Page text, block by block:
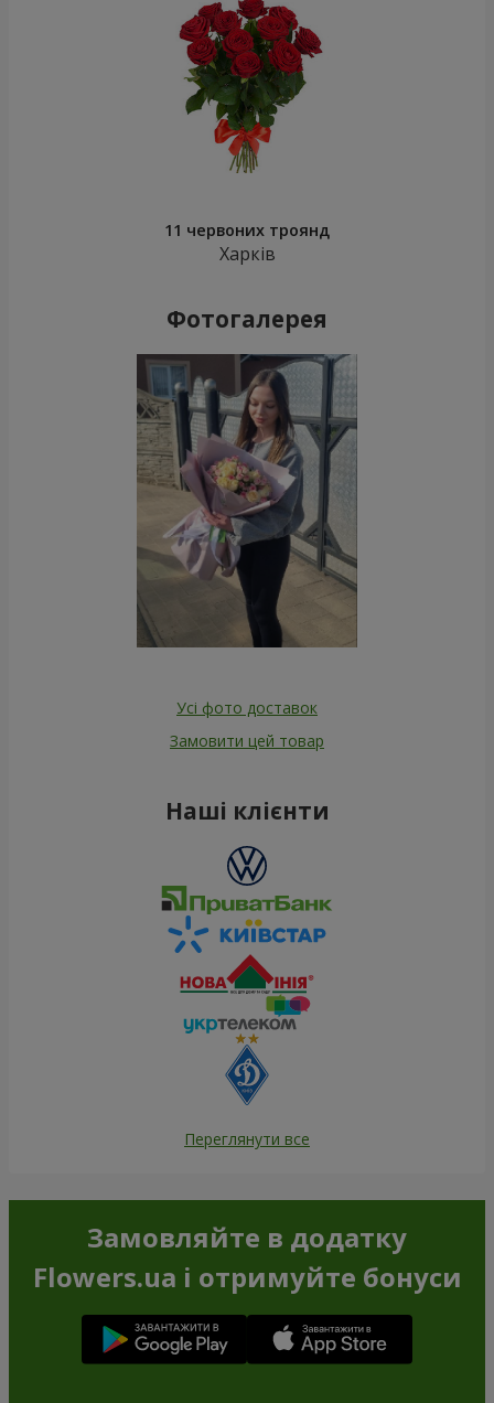
11 червоних троянд
Харків
Фотогалерея
Усі фото доставок
Замовити цей товар
Наші клієнти
Переглянути все
Замовляйте в додатку
Flowers.ua і отримуйте бонуси